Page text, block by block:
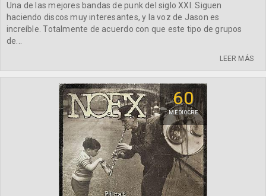
Una de las mejores bandas de punk del siglo XXI. Siguen
haciendo discos muy interesantes, y la voz de Jason es
increíble. Totalmente de acuerdo con que este tipo de grupos
de...
LEER MÁS
60
MEDIOCRE